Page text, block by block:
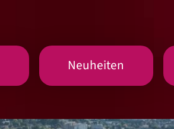
Neuheiten